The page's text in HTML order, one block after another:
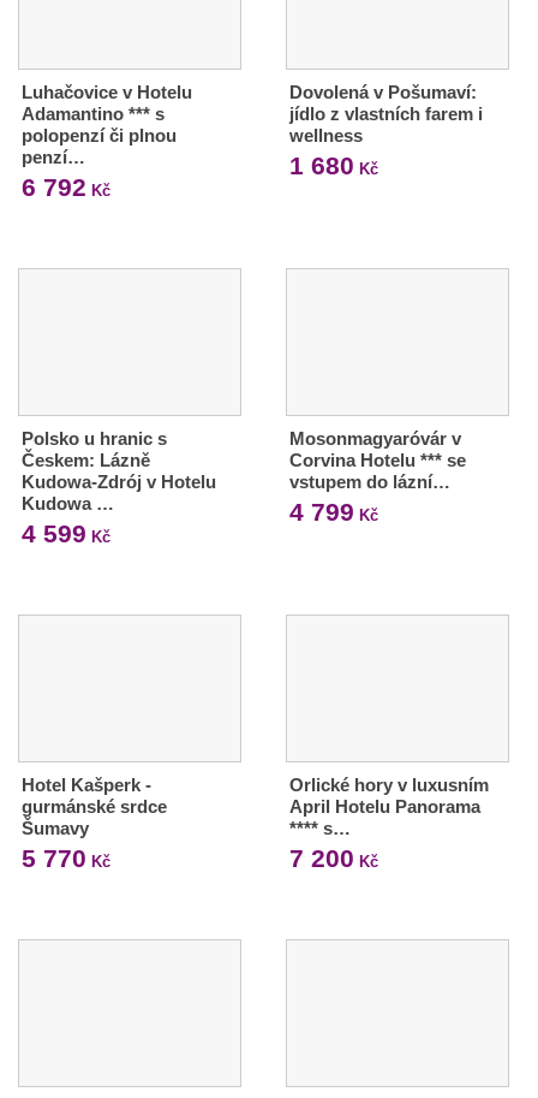
Luhačovice v Hotelu
Adamantino *** s
polopenzí či plnou
penzí…
6 792 Kč
Dovolená v Pošumaví:
jídlo z vlastních farem i
wellness
1 680 Kč
Polsko u hranic s
Českem: Lázně
Kudowa-Zdrój v Hotelu
Kudowa …
4 599 Kč
Mosonmagyaróvár v
Corvina Hotelu *** se
vstupem do lázní…
4 799 Kč
Hotel Kašperk -
gurmánské srdce
Šumavy
5 770 Kč
Orlické hory v luxusním
April Hotelu Panorama
**** s…
7 200 Kč